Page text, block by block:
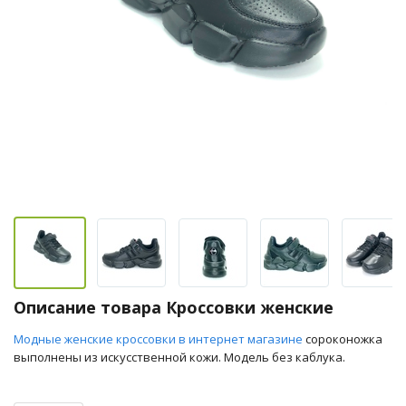
Описание товара Кроссовки женские
Модные женские кроссовки в интернет магазине сороконожка
выполнены из искусственной кожи. Модель без каблука.